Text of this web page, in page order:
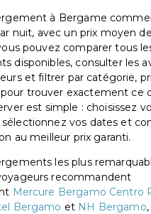
à Bergame
nuit, avec un prix moyen
pouvez comparer tous
disponibles, consulter les
et filtrer par catégorie,
trouver exactement ce
est simple : choisissez
vos dates et
au meilleur prix garanti.
les plus
recommandent
Mercure Bergamo Centro
Bergamo et NH Bergamo